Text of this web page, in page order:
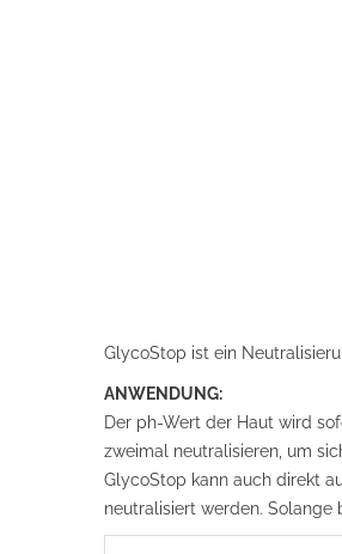
GlycoStop ist ein
ANWENDUNG:
Der ph-Wert der Haut wird
zweimal neutralisieren, um
GlycoStop kann auch direkt
neutralisiert werden. Solange